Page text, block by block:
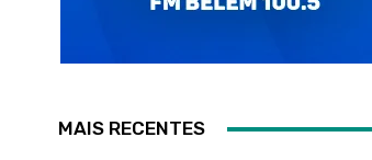
MAIS RECENTES